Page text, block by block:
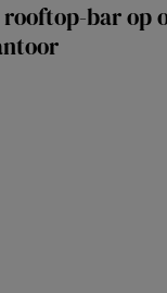
bar op